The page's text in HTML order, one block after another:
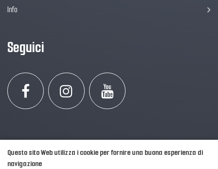
Info
Seguici
Questo sito Web utilizza i cookie per fornire una buona esperienza di
navigazione